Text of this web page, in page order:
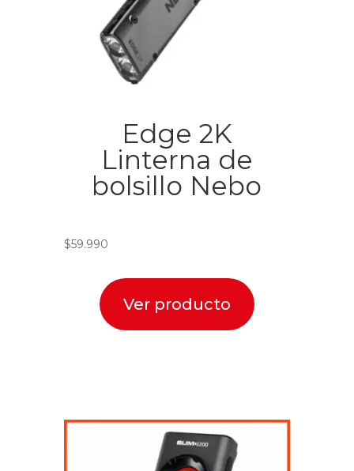
Edge 2K
Linterna de
bolsillo Nebo
$59.990
Ver producto